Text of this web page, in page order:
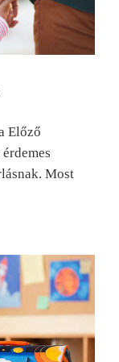
Előző
Most